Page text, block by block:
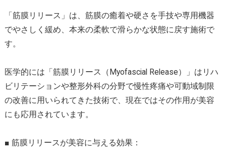
「筋膜リリース」は、筋膜の癒着や硬さを手技や専用機器
でやさしく緩め、本来の柔軟で滑らかな状態に戻す施術で
す。
医学的には「筋膜リリース（Myofascial Release）」はリハ
ビリテーションや整形外科の分野で慢性疼痛や可動域制限
の改善に用いられてきた技術で、現在ではその作用が美容
にも応用されています。
■ 筋膜リリースが美容に与える効果：